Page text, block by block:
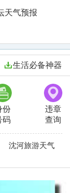
天气预报
生活必备神器
份
码
违章
查询
沈河旅游天气